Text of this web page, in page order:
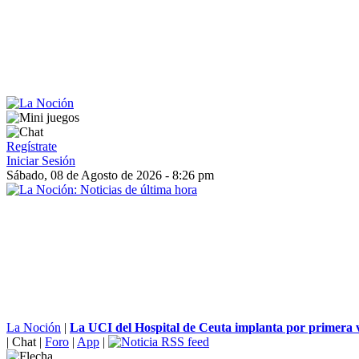
Regístrate
Iniciar Sesión
Sábado, 08 de Agosto de 2026 - 8:26 pm
La Noción | La UCI del Hospital de Ceuta implanta por primera
| Chat | Foro | App |